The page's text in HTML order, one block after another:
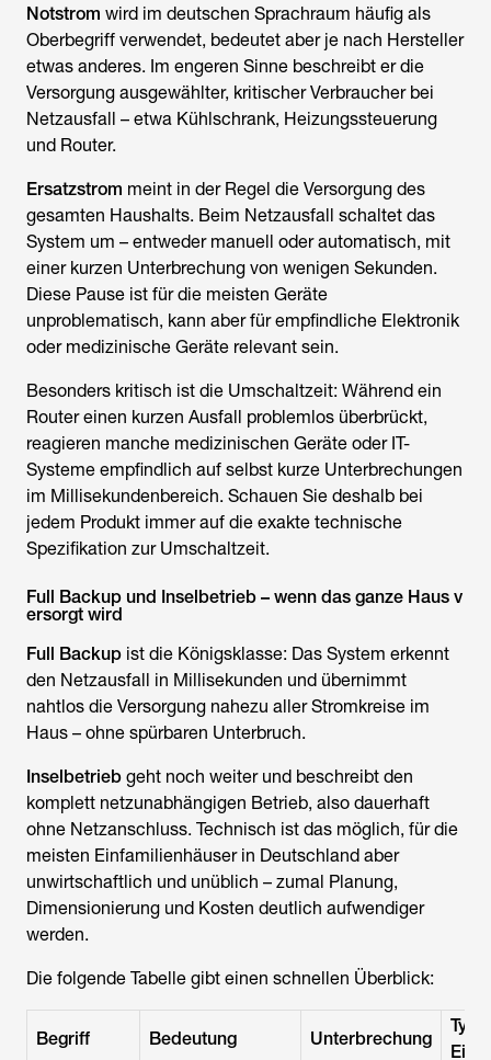
Notstrom wird im deutschen Sprachraum häufig als
Oberbegriff verwendet, bedeutet aber je nach Hersteller
etwas anderes. Im engeren Sinne beschreibt er die
Versorgung ausgewählter, kritischer Verbraucher bei
Netzausfall – etwa Kühlschrank, Heizungssteuerung
und Router.
Ersatzstrom meint in der Regel die Versorgung des
gesamten Haushalts. Beim Netzausfall schaltet das
System um – entweder manuell oder automatisch, mit
einer kurzen Unterbrechung von wenigen Sekunden.
Diese Pause ist für die meisten Geräte
unproblematisch, kann aber für empfindliche Elektronik
oder medizinische Geräte relevant sein.
Besonders kritisch ist die Umschaltzeit: Während ein
Router einen kurzen Ausfall problemlos überbrückt,
reagieren manche medizinischen Geräte oder IT-
Systeme empfindlich auf selbst kurze Unterbrechungen
im Millisekundenbereich. Schauen Sie deshalb bei
jedem Produkt immer auf die exakte technische
Spezifikation zur Umschaltzeit.
Full Backup und Inselbetrieb – wenn das ganze Haus v
ersorgt wird
Full Backup ist die Königsklasse: Das System erkennt
den Netzausfall in Millisekunden und übernimmt
nahtlos die Versorgung nahezu aller Stromkreise im
Haus – ohne spürbaren Unterbruch.
Inselbetrieb geht noch weiter und beschreibt den
komplett netzunabhängigen Betrieb, also dauerhaft
ohne Netzanschluss. Technisch ist das möglich, für die
meisten Einfamilienhäuser in Deutschland aber
unwirtschaftlich und unüblich – zumal Planung,
Dimensionierung und Kosten deutlich aufwendiger
werden.
Die folgende Tabelle gibt einen schnellen Überblick:
Begriff Bedeutung Unterbrechung